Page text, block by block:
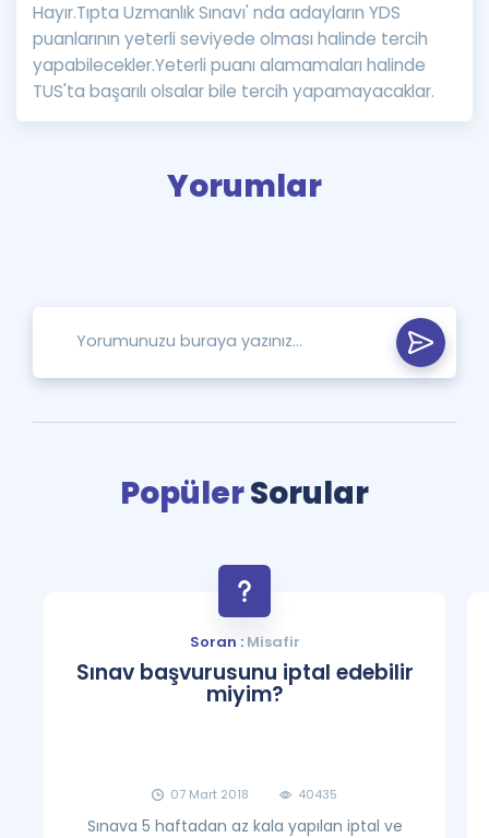
Kampanyalar
Blog
İngilizce Gramer
Hayır.Tıpta Uzmanlık Sınavı' nda adayların YDS
puanlarının yeterli seviyede olması halinde tercih
yapabilecekler.Yeterli puanı alamamaları halinde
TUS'ta başarılı olsalar bile tercih yapamayacaklar.
Yorumlar
PopülerSorular
Soran :Misafir
Sınav başvurusunu iptal edebilir
miyim?
07 Mart 2018 40435
Sınava 5 haftadan az kala yapılan iptal ve